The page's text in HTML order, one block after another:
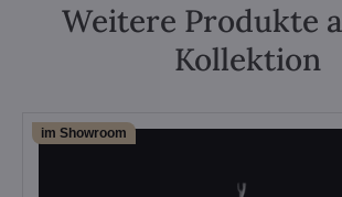
Weitere Produkte
Kollektion
im Showroom